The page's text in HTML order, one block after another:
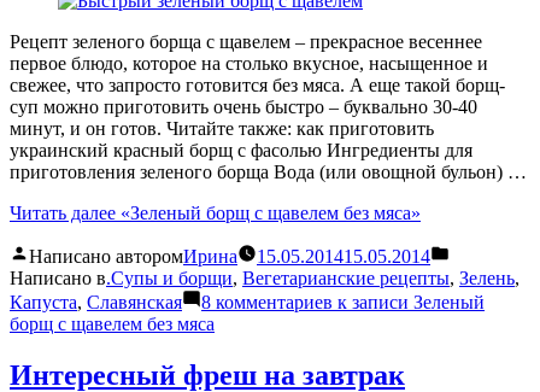
Рецепт зеленого борща с щавелем – прекрасное весеннее
первое блюдо, которое на столько вкусное, насыщенное и
свежее, что запросто готовится без мяса. А еще такой борщ-
суп можно приготовить очень быстро – буквально 30-40
минут, и он готов. Читайте также: как приготовить
украинский красный борщ с фасолью Ингредиенты для
приготовления зеленого борща Вода (или овощной бульон) …
Читать далее «Зеленый борщ с щавелем без мяса»
Написано авторомИрина 15.05.201415.05.2014
Написано в.Супы и борщи, Вегетарианские рецепты, Зелень,
Капуста, Славянская 8 комментариев к записи Зеленый
борщ с щавелем без мяса
Интересный фреш на завтрак